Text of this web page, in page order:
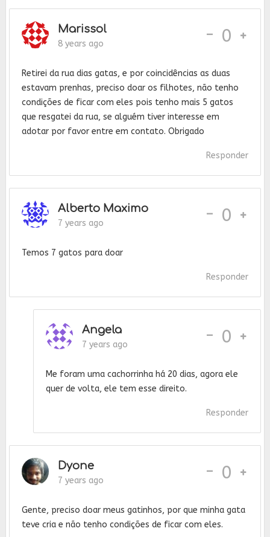
Marissol
8 years ago - 0
Retirei da rua dias gatas, e por coincidências as duas
estavam prenhas, preciso doar os filhotes, não tenho
condições de ficar com eles pois tenho mais 5 gatos
que resgatei da rua, se alguém tiver interesse em
adotar por favor entre em contato. Obrigado
Responder
Alberto Maximo
7 years ago - 0
Temos 7 gatos para doar
Responder
Angela
7 years ago - 0
Me foram uma cachorrinha há 20 dias, agora ele
quer de volta, ele tem esse direito.
Responder
Dyone
7 years ago - 0
Gente, preciso doar meus gatinhos, por que minha gata
teve cria e não tenho condições de ficar com eles.